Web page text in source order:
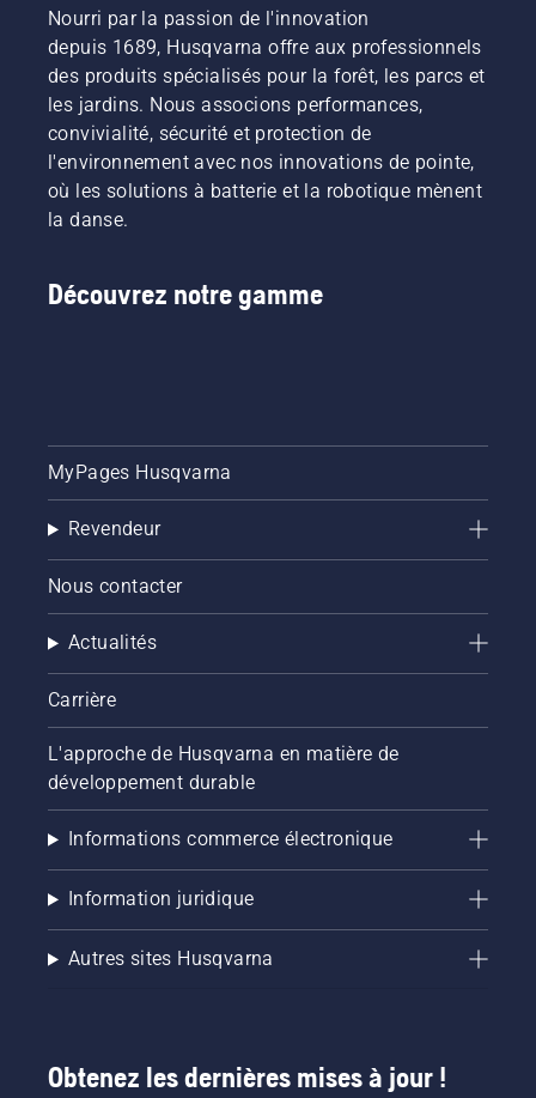
Nourri par la passion de l'innovation
depuis 1689, Husqvarna offre aux professionnels
des produits spécialisés pour la forêt, les parcs et
les jardins. Nous associons performances,
convivialité, sécurité et protection de
l'environnement avec nos innovations de pointe,
où les solutions à batterie et la robotique mènent
la danse.
Découvrez notre gamme
MyPages Husqvarna
Revendeur
Nous contacter
Actualités
Carrière
L'approche de Husqvarna en matière de
développement durable
Informations commerce électronique
Information juridique
Autres sites Husqvarna
Obtenez les dernières mises à jour !